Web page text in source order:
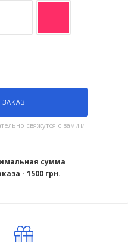
свяжутся с вами и
сумма
- 1500 грн.